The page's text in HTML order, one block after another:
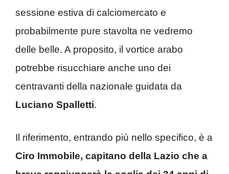
sessione estiva di calciomercato e
probabilmente pure stavolta ne vedremo
delle belle. A proposito, il vortice arabo
potrebbe risucchiare anche uno dei
centravanti della nazionale guidata da
Luciano Spalletti.
Il riferimento, entrando più nello specifico, è a
Ciro Immobile, capitano della Lazio che a